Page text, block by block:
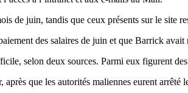
de juin, tandis que ceux présents sur le site
des salaires de juin et que Barrick avait
selon deux sources. Parmi eux figurent
que les autorités maliennes eurent